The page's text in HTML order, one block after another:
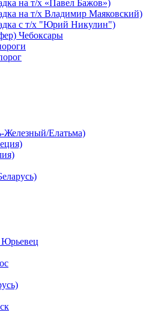
на т/х «Павел Бажов»)
на т/х Владимир Маяковский)
с т/х "Юрий Никулин")
Чебоксары
Железный/Елатьма)